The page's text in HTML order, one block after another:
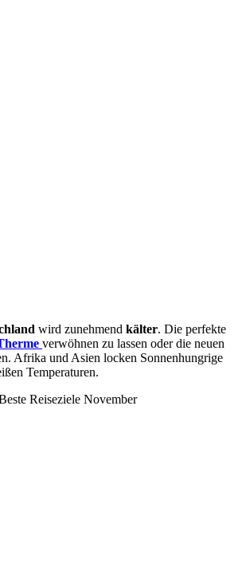
wird zunehmend kälter. Die perfekte
verwöhnen zu lassen oder die neuen
Afrika und Asien locken Sonnenhungrige
Temperaturen.
Reiseziele November